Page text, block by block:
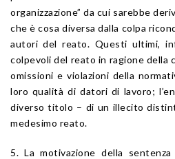
organizzazione” da cui sarebbe
che è cosa diversa dalla colpa
autori del reato. Questi ultimi,
colpevoli del reato in ragione della
omissioni e violazioni della
loro qualità di datori di lavoro;
diverso titolo – di un illecito
medesimo reato.
5. La motivazione della